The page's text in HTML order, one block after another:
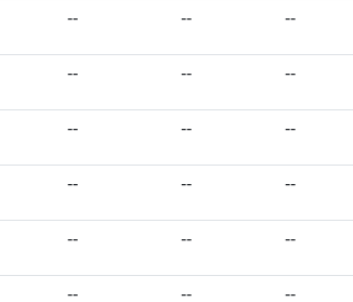
-- -- --
-- -- --
-- -- --
-- -- --
-- -- --
-- -- --